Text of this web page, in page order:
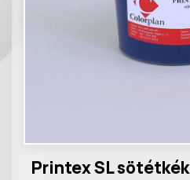
Printex SL sötétkék